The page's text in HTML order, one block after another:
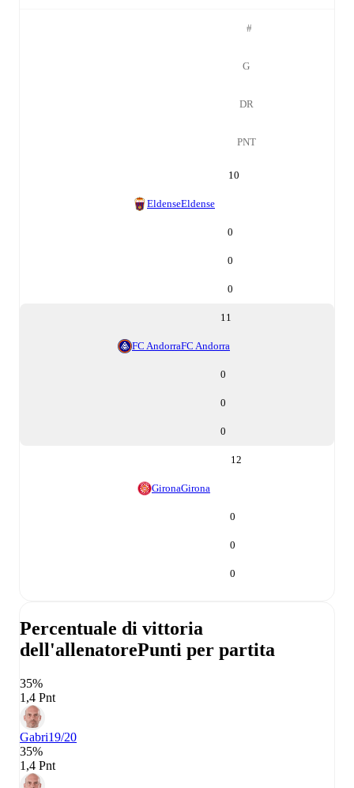
#
G
DR
PNT
10
EldenseEldense
0
0
0
11
FC AndorraFC Andorra
0
0
0
12
GironaGirona
0
0
0
Percentuale di vittoria
dell'allenatorePunti per partita
35%
1,4 Pnt
Gabri19/20
35%
1,4 Pnt